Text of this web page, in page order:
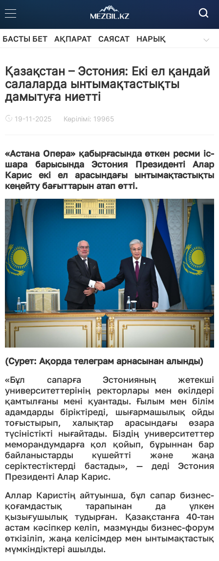
БАСТЫ БЕТ АҚПАРАТ САЯСАТ
НАРЫҚ
Қазақстан – Эстония: Екі ел қандай
салаларда ынтымақтастықты
дамытуға ниетті
19-11-2025 Көрілімі: 19965
«Астана Опера» қабырғасында өткен ресми іс-
шара барысында Эстония Президенті Алар
Карис екі ел арасындағы ынтымақтастықты
кеңейту бағыттарын атап өтті.
(Сурет: Ақорда телеграм арнасынан алынды)
«Бұл сапарға Эстонияның жетекші
университеттерінің ректорлары мен өкілдері
қамтылғаны мені қуантады. Ғылым мен білім
адамдарды біріктіреді, шығармашылық ойды
тоғыстырып, халықтар арасындағы өзара
түсіністікті нығайтады. Біздің университеттер
меморандумдарға қол қойып, бұрыннан бар
байланыстарды күшейтті және жаңа
серіктестіктерді бастады», — деді Эстония
Президенті Алар Карис.
Аллар Каристің айтуынша, бұл сапар бизнес-
қоғамдастық тарапынан да үлкен
қызығушылық тудырған. Қазақстанға 40-тан
астам кәсіпкер келіп, мазмұнды бизнес-форум
өткізіліп, жаңа келісімдер мен ынтымақтастық
мүмкіндіктері ашылды.